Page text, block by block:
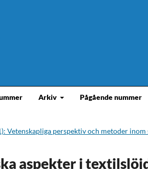
Arkiv Pågående nummer
Vetenskapliga perspektiv och metoder
aspekter i